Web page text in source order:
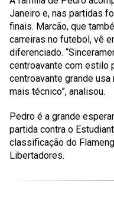
Janeiro e, nas partidas
finais. Marcão, que
carreiras no futebol, vê
diferenciado.
centroavante com estilo
centroavante grande
mais técnico”, analisou.
Pedro é a grande
partida contra o
classificação do
Libertadores.